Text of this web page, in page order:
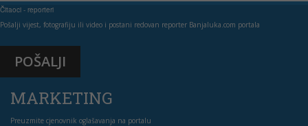
Čitaoci - reporteri
Pošalji vijest, fotografiju ili video i postani redovan reporter Banjaluka.com portala
POŠALJI
MARKETING
Preuzmite cjenovnik oglašavanja na portalu